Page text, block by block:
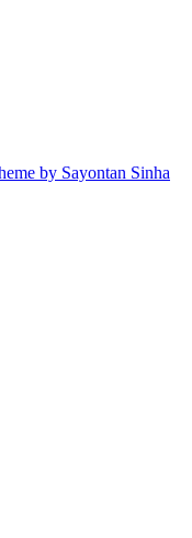
by Sayontan Sinha